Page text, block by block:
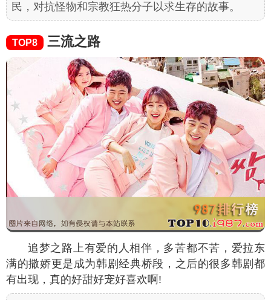
民，对抗怪物和宗教狂热分子以求生存的故事。
TOP8 三流之路
追梦之路上有爱的人相伴，多苦都不苦，爱拉东
满的撒娇更是成为韩剧经典桥段，之后的很多韩剧都
有出现，真的好甜好宠好喜欢啊!